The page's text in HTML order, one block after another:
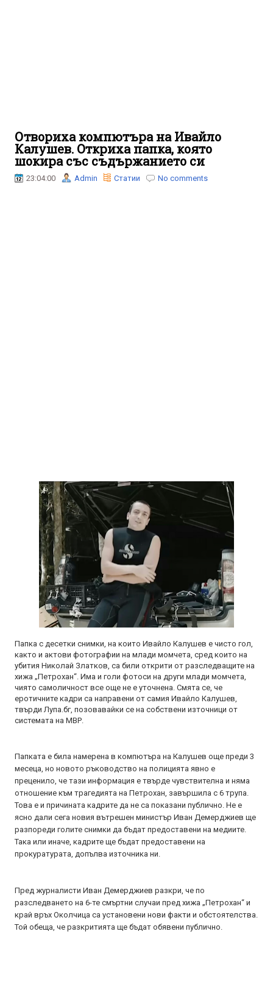
Отвориха компютъра на Ивайло
Калушев. Oткриха папка, която
шокира със съдържанието си
23:04:00 Admin Статии No comments
Папка с десетки снимки, на които Ивайло Калушев е чисто гол,
както и актови фотографии на млади момчета, сред които на
убития Николай Златков, са били открити от разследващите на
хижа „Петрохан“. Има и голи фотоси на други млади момчета,
чиято самоличност все още не е уточнена. Смята се, че
еротичните кадри са направени от самия Ивайло Калушев,
твърди Лупа.бг, позовавайки се на собствени източници от
системата на МВР.
Папката е била намерена в компютъра на Калушев още преди 3
месеца, но новото ръководство на полицията явно е
преценило, че тази информация е твърде чувствителна и няма
отношение към трагедията на Петрохан, завършила с 6 трупа.
Това е и причината кадрите да не са показани публично. Не е
ясно дали сега новия вътрешен министър Иван Демерджиев ще
разпореди голите снимки да бъдат предоставени на медиите.
Така или иначе, кадрите ще бъдат предоставени на
прокуратурата, допълва източника ни.
Пред журналисти Иван Демерджиев разкри, че по
разследването на 6-те смъртни случаи пред хижа „Петрохан“ и
край връх Околчица са установени нови факти и обстоятелства.
Той обеща, че разкритията ще бъдат обявени публично.